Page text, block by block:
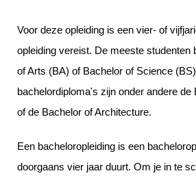
Voor deze opleiding is een vier- of
opleiding vereist. De meeste studenten
of Arts (BA) of Bachelor of Science
bachelordiploma's zijn onder andere de
of de Bachelor of Architecture.
Een bacheloropleiding is een
doorgaans vier jaar duurt. Om je in te